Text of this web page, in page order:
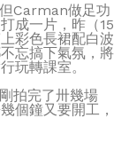
Carman做足功
成一片，昨（15
彩色長裙配白波
忘搞下氣氛，將
玩轉課室。
拍完了卅幾場
個鐘又要開工，